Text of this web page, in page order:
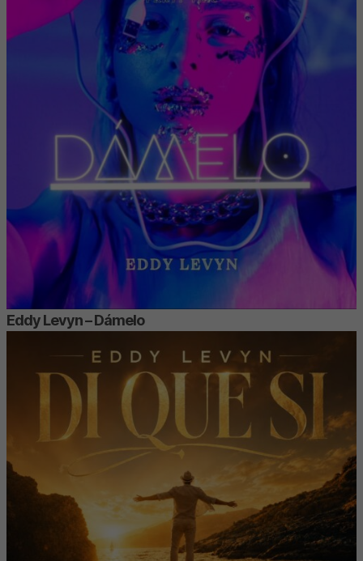
Eddy Levyn – Dámelo